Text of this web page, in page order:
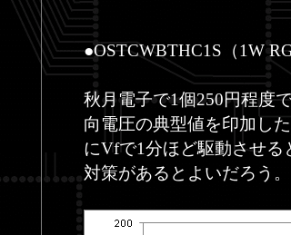
●OSTCWBTHC1S（1W
秋月電子で1個250円程度
向電圧の典型値を印加し
にVfで1分ほど駆動させ
対策があるとよいだろう。